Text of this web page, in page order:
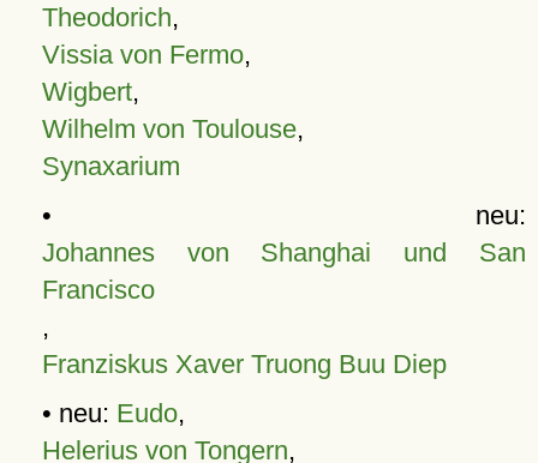
Theodorich,
Vissia von Fermo,
Wigbert,
Wilhelm von Toulouse,
Synaxarium
• neu:
Johannes von Shanghai und San
Francisco
,
Franziskus Xaver Truong Buu Diep
• neu: Eudo,
Helerius von Tongern,